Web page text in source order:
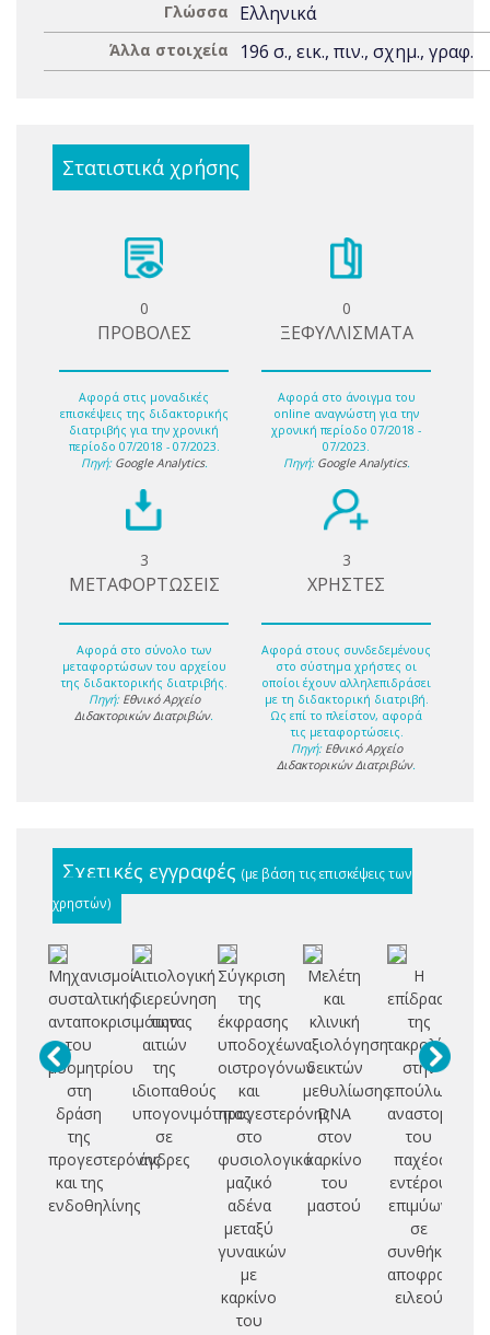
Γλώσσα Ελληνικά
Άλλα στοιχεία 196 σ., εικ., πιν., σχημ., γραφ.
Στατιστικά χρήσης
0
ΠΡΟΒΟΛΕΣ
Αφορά στις μοναδικές
επισκέψεις της διδακτορικής
διατριβής για την χρονική
περίοδο 07/2018 - 07/2023.
Πηγή: Google Analytics.
0
ΞΕΦΥΛΛΙΣΜΑΤΑ
Αφορά στο άνοιγμα του
online αναγνώστη για την
χρονική περίοδο 07/2018 -
07/2023.
Πηγή: Google Analytics.
3
ΜΕΤΑΦΟΡΤΩΣΕΙΣ
Αφορά στο σύνολο των
μεταφορτώσων του αρχείου
της διδακτορικής διατριβής.
Πηγή: Εθνικό Αρχείο
Διδακτορικών Διατριβών.
3
ΧΡΗΣΤΕΣ
Αφορά στους συνδεδεμένους
στο σύστημα χρήστες οι
οποίοι έχουν αλληλεπιδράσει
με τη διδακτορική διατριβή.
Ως επί το πλείστον, αφορά
τις μεταφορτώσεις.
Πηγή: Εθνικό Αρχείο
Διδακτορικών Διατριβών.
Σχετικές εγγραφές (με βάση τις επισκέψεις των
χρηστών)
Μηχανισμοί
συσταλτικής
ανταποκρισιμότητας
του
μυομητρίου
στη
δράση
της
προγεστερόνης
και της
ενδοθηλίνης
Αιτιολογική
διερεύνηση
των
αιτιών
της
ιδιοπαθούς
υπογονιμότητας
σε
άνδρες
Σύγκριση
της
έκφρασης
υποδοχέων
οιστρογόνων
και
προγεστερόνης
στο
φυσιολογικό
μαζικό
αδένα
μεταξύ
γυναικών
με
καρκίνο
του
Μελέτη
και
κλινική
αξιολόγηση
δεικτών
μεθυλίωσης
DNA
στον
καρκίνο
του
μαστού
Η
επίδραση
της
τακρολίμης
στην
επούλωση
του
παχέος
εντέρου
επιμύων
σε
συνθήκες
ειλεού